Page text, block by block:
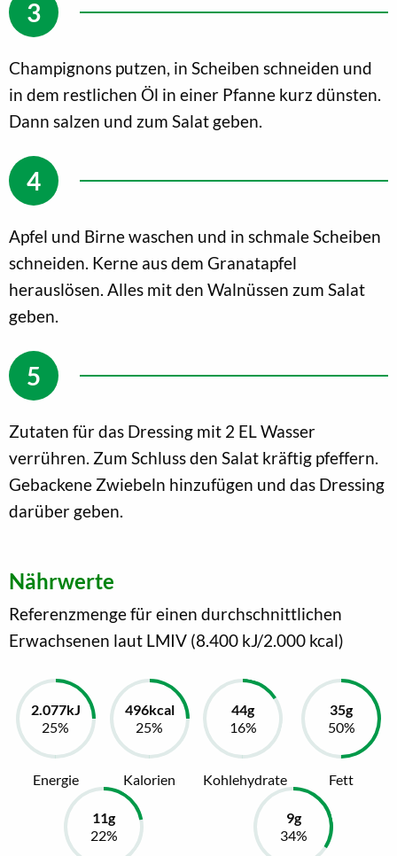
Champignons putzen, in Scheiben schneiden und
in dem restlichen Öl in einer Pfanne kurz dünsten.
Dann salzen und zum Salat geben.
Apfel und Birne waschen und in schmale Scheiben
schneiden. Kerne aus dem Granatapfel
herauslösen. Alles mit den Walnüssen zum Salat
geben.
Zutaten für das Dressing mit 2 EL Wasser
verrühren. Zum Schluss den Salat kräftig pfeffern.
Gebackene Zwiebeln hinzufügen und das Dressing
darüber geben.
Nährwerte
Referenzmenge für einen durchschnittlichen
Erwachsenen laut LMIV (8.400 kJ/2.000 kcal)
Energie Kalorien Kohlehydrate Fett